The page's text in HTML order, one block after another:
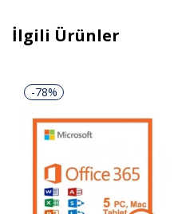
İlgili Ürünler
-78%